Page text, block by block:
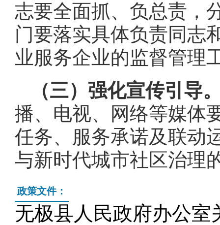
志要全面抓、负总责，
门要落实具体负责同志
业服务企业的监督管理
（三）强化宣传引导
播、电视、网络等媒体
任务、服务承诺及联动
与新时代城市社区治理
政策文件：
无极县人民政府办公